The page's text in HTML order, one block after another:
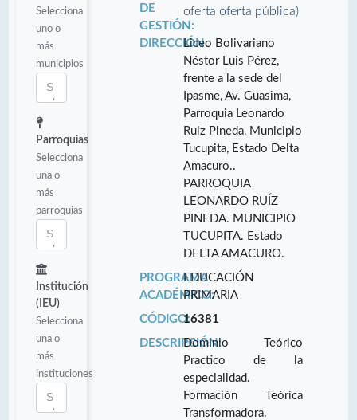
Selecciona
uno o
más
municipios
Parroquias
Selecciona
una o
más
parroquias
Institución
(IEU)
Selecciona
una o
más
instituciones
DE
GESTIÓN:
oferta oferta pública)
DIRECCIÓN:Liceo Bolivariano
Néstor Luis Pérez,
frente a la sede del
Ipasme, Av. Guasima,
Parroquia Leonardo
Ruiz Pineda, Municipio
Tucupita, Estado Delta
Amacuro..
PARROQUIA
LEONARDO RUÍZ
PINEDA. MUNICIPIO
TUCUPITA. Estado
DELTA AMACURO.
PROGRAMA
ACADÉMICO:
EDUCACIÓN
PRIMARIA
CÓDIGO:16381
DESCRIPCIÓN:Dominio Teórico
Practico de la
especialidad.
Formación Teórica
Transformadora.